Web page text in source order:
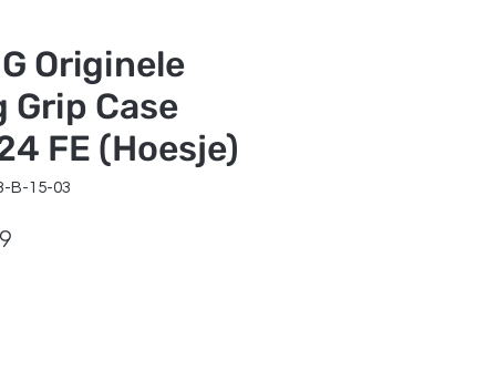
Originele
Case
FE (Hoesje)
B-15-03